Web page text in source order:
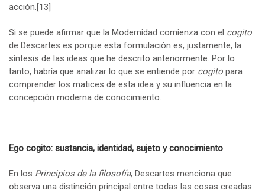
acción.[13]
Si se puede afirmar que la Modernidad comienza con el cogito
de Descartes es porque esta formulación es, justamente, la
síntesis de las ideas que he descrito anteriormente. Por lo
tanto, habría que analizar lo que se entiende por cogito para
comprender los matices de esta idea y su influencia en la
concepción moderna de conocimiento.
Ego cogito: sustancia, identidad, sujeto y conocimiento
En los Principios de la filosofía, Descartes menciona que
observa una distinción principal entre todas las cosas creadas: